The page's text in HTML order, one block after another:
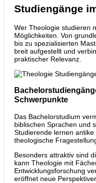
Studiengänge
Wer Theologie studieren
Möglichkeiten. Von
bis zu spezialisierten
breit aufgestellt und
praktischer Relevanz.
Schwerpunkte
Das Bachelorstudium
biblischen Sprachen und
Studierende lernen
theologische
Besonders attraktiv sind
kann Theologie mit
Entwicklungsforschung
eröffnet neue